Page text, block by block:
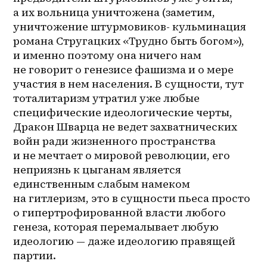
а их вольница уничтожена (заметим,
уничтожение штурмовиков- кульминация
романа Стругацких «Трудно быть богом»),
и именно поэтому она ничего нам
не говорит о генезисе фашизма и о мере
участия в нем населения. В сущности, тут
тоталитаризм утратил уже любые
специфические идеологические черты,
Дракон Шварца не ведет захватнических
войн ради жизненного пространства
и не мечтает о мировой революции, его
неприязнь к цыганам является
единственным слабым намеком
на гитлеризм, это в сущности пьеса просто
о гипертрофированной власти любого
генеза, которая перемалывает любую
идеологию — даже идеологию правящей
партии.